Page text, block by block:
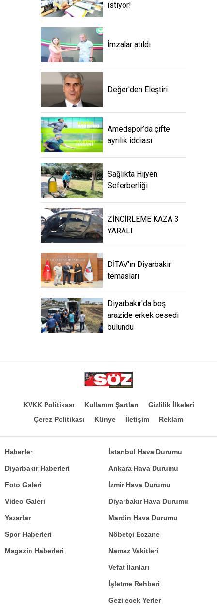
istiyor!
İmzalar atıldı
Değer'den Eleştiri
Amedspor’da çifte
ayrılık iddiası
Sağlıkta Hijyen
Seferberliği
ZİNCİRLEME KAZA 3
YARALI
DİTAV'ın Diyarbakır
temasları
Diyarbakır'da boş
arazide erkek cesedi
bulundu
KVKK Politikası Kullanım Şartları
Gizlilik İlkeleri
Çerez Politikası
Künye İletişim Reklam
Haberler
Diyarbakır Haberleri
Foto Galeri
Video Galeri
Yazarlar
İstanbul Hava Durumu
Ankara Hava Durumu
İzmir Hava Durumu
Diyarbakır Hava Durumu
Mardin Hava Durumu
Spor Haberleri
Magazin Haberleri
Nöbetçi Eczane
Namaz Vakitleri
Vefat İlanları
İşletme Rehberi
Gezilecek Yerler